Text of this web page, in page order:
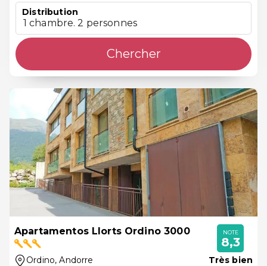
Distribution
1 chambre. 2 personnes
Chercher
Apartamentos Llorts Ordino 3000
Ordino, Andorre
NOTE
8,3
Très bien